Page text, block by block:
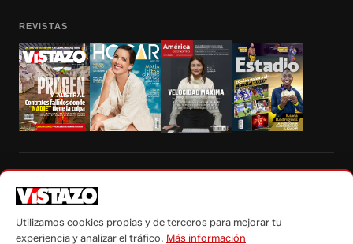
REVISTAS
autorización escrita de su titular, de todos los contenidos de Vistazo.com.
Utilizamos cookies propias y de terceros para mejorar tu
experiencia y analizar el tráfico. Más información